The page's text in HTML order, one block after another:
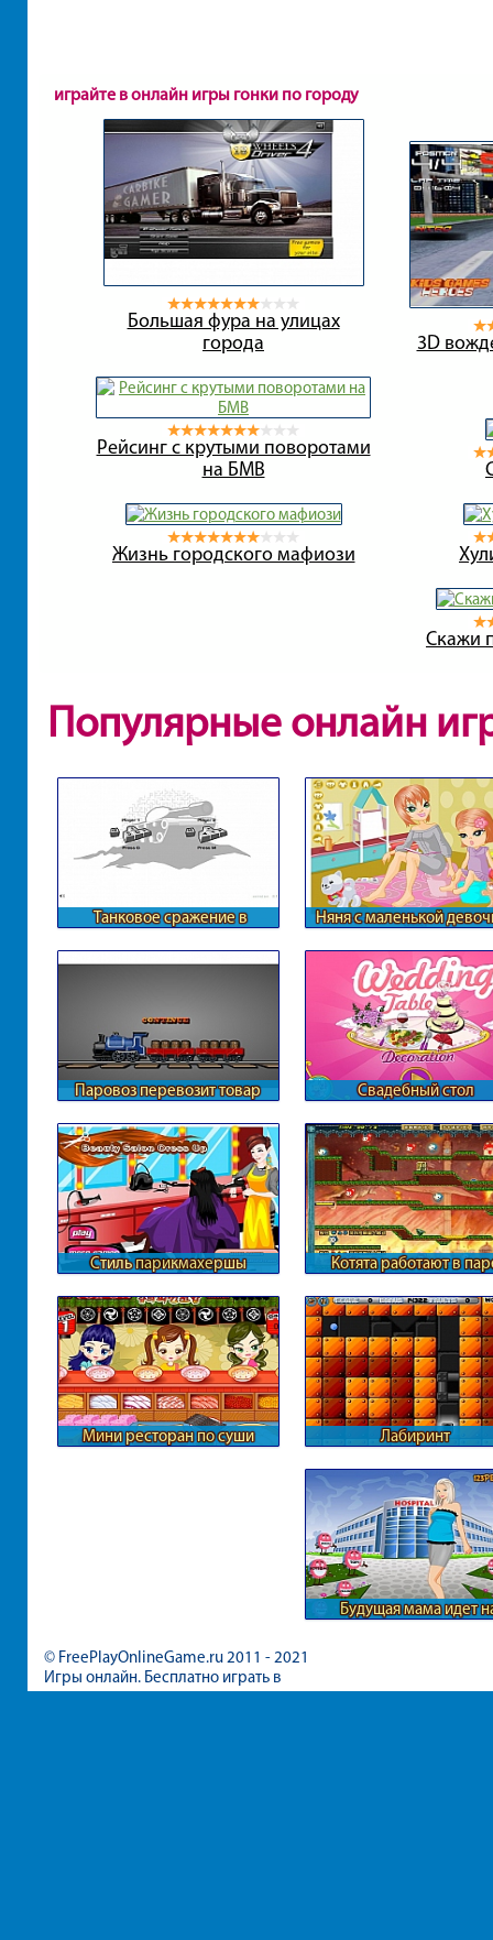
играйте в онлайн игры гонки по городу
Большая фура на улицах
города
3D
Рейсинг с крутыми поворотами
на БМВ
Жизнь городского мафиози
Скажи
Популярные онлайн
Танковое сражение в
Няня с маленькой
Паровоз перевозит товар Свадебный стол
Стиль парикмахершы Котята работают в
Мини ресторан по суши Лабиринт
Будущая мама идет
© FreePlayOnlineGame.ru 2011 - 2021
Игры онлайн. Бесплатно играть в
игры для девочек и мальчиков